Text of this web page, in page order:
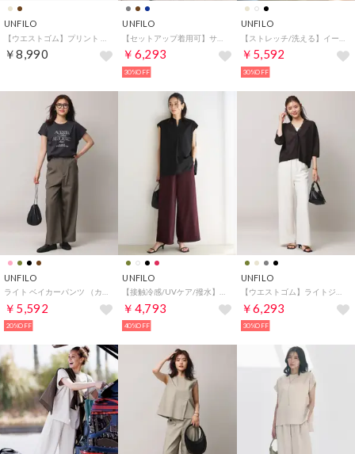
UNFILO
￥8,990
UNFILO
￥6,293
30%OFF
UNFILO
￥5,592
30%OFF
UNFILO
￥5,592
20%OFF
UNFILO
￥4,793
40%OFF
UNFILO
￥6,293
30%OFF